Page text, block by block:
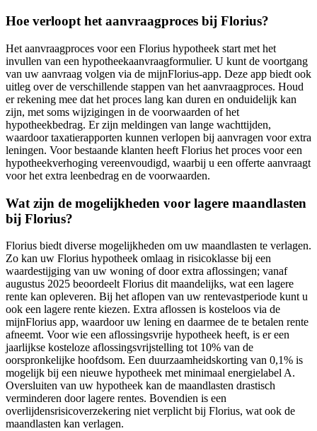
Hoe verloopt het aanvraagproces bij Florius?
Het aanvraagproces voor een Florius hypotheek start met het
invullen van een hypotheekaanvraagformulier. U kunt de voortgang
van uw aanvraag volgen via de mijnFlorius-app. Deze app biedt ook
uitleg over de verschillende stappen van het aanvraagproces. Houd
er rekening mee dat het proces lang kan duren en onduidelijk kan
zijn, met soms wijzigingen in de voorwaarden of het
hypotheekbedrag. Er zijn meldingen van lange wachttijden,
waardoor taxatierapporten kunnen verlopen bij aanvragen voor extra
leningen. Voor bestaande klanten heeft Florius het proces voor een
hypotheekverhoging vereenvoudigd, waarbij u een offerte aanvraagt
voor het extra leenbedrag en de voorwaarden.
Wat zijn de mogelijkheden voor lagere maandlasten
bij Florius?
Florius biedt diverse mogelijkheden om uw maandlasten te verlagen.
Zo kan uw Florius hypotheek omlaag in risicoklasse bij een
waardestijging van uw woning of door extra aflossingen; vanaf
augustus 2025 beoordeelt Florius dit maandelijks, wat een lagere
rente kan opleveren. Bij het aflopen van uw rentevastperiode kunt u
ook een lagere rente kiezen. Extra aflossen is kosteloos via de
mijnFlorius app, waardoor uw lening en daarmee de te betalen rente
afneemt. Voor wie een aflossingsvrije hypotheek heeft, is er een
jaarlijkse kosteloze aflossingsvrijstelling tot 10% van de
oorspronkelijke hoofdsom. Een duurzaamheidskorting van 0,1% is
mogelijk bij een nieuwe hypotheek met minimaal energielabel A.
Oversluiten van uw hypotheek kan de maandlasten drastisch
verminderen door lagere rentes. Bovendien is een
overlijdensrisicoverzekering niet verplicht bij Florius, wat ook de
maandlasten kan verlagen.